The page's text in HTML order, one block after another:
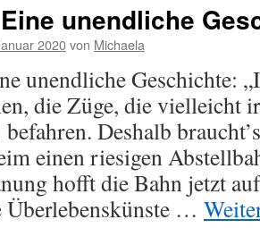
unendliche
2020von Michaela
unendliche Geschichte:
die Züge, die vielleicht
Deshalb
einen riesigen
hofft die Bahn jetzt
Überlebenskünste …